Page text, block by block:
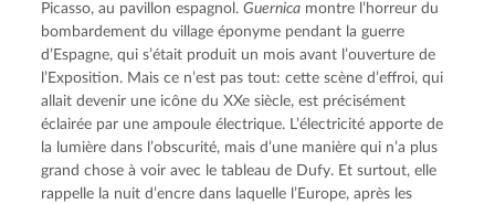
Picasso, au pavillon espagnol. Guernica montre l’horreur du
bombardement du village éponyme pendant la guerre
d’Espagne, qui s’était produit un mois avant l’ouverture de
l’Exposition. Mais ce n’est pas tout: cette scène d’effroi, qui
allait devenir une icône du XXe siècle, est précisément
éclairée par une ampoule électrique. L’électricité apporte de
la lumière dans l’obscurité, mais d’une manière qui n’a plus
grand chose à voir avec le tableau de Dufy. Et surtout, elle
rappelle la nuit d’encre dans laquelle l’Europe, après les